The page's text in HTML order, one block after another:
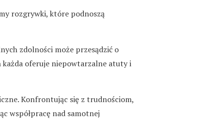
rozgrywki, które podnoszą
zdolności może przesądzić o
oferuje niepowtarzalne atuty i
Konfrontując się z trudnościom,
współpracę nad samotnej